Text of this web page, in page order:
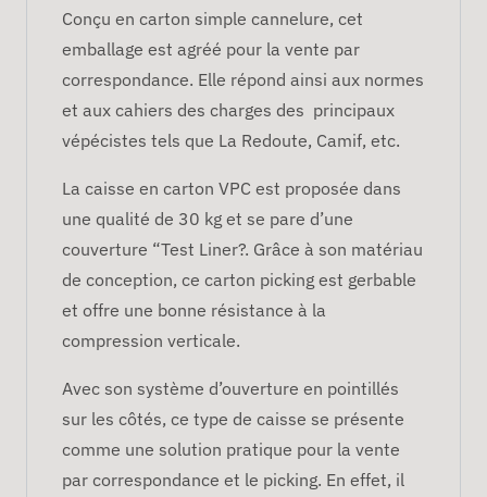
Conçu en carton simple cannelure, cet
emballage est agréé pour la vente par
correspondance. Elle répond ainsi aux normes
et aux cahiers des charges des principaux
vépécistes tels que La Redoute, Camif, etc.
La caisse en carton VPC est proposée dans
une qualité de 30 kg et se pare d’une
couverture “Test Liner?. Grâce à son matériau
de conception, ce carton picking est gerbable
et offre une bonne résistance à la
compression verticale.
Avec son système d’ouverture en pointillés
sur les côtés, ce type de caisse se présente
comme une solution pratique pour la vente
par correspondance et le picking. En effet, il